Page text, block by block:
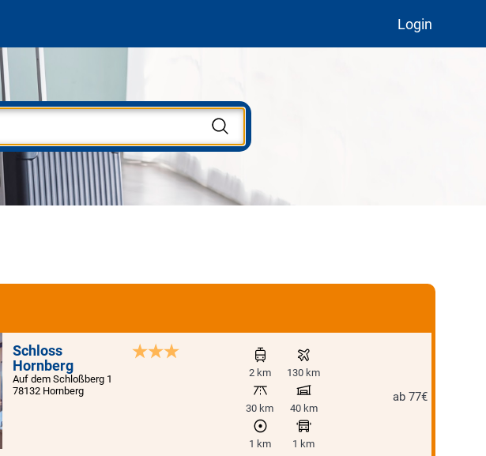
Login
Schloss
Hornberg
Auf dem Schloßberg 1
78132 Hornberg
2 km 130 km
30 km 40 km
1 km 1 km
ab 77€